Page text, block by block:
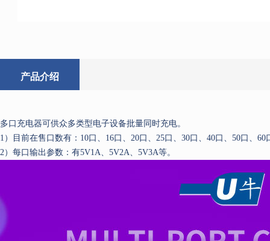
产品介绍
多口充电器可供众多类型电子设备批量同时充电。
1）目前在售口数有：10口、16口、20口、25口、30口、40口、50口、60
2）每口输出参数：有5V1A、5V2A、5V3A等。